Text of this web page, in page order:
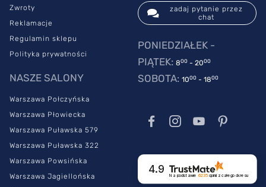
Na komfort użytkowania modelu wpływa również pokrowiec,
który został uszyty ze specjalnej tkaniny. Dzięki odpowiedniej
strukturze zapewnia uczucie delikatnego masażu.
Zwroty
Reklamacje
Regulamin sklepu
Polityka prywatności
NASZE SALONY
Warszawa Połczyńska
Warszawa Płowiecka
Warszawa Puławska 579
Warszawa Puławska 322
Warszawa Powsińska
Warszawa Jagiellońska
zadaj pytanie przez
chat
PONIEDZIAŁEK -
PIĄTEK: 800 - 2000
SOBOTA: 1000 - 1800
4.9
Na podstawie 6235opinii z całego okresu